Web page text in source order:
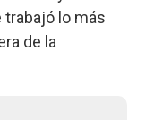
lo más
de la